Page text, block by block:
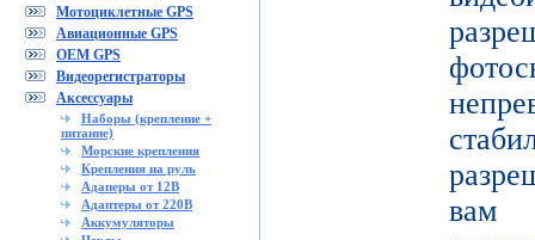
Мотоциклетные GPS
Авиационные GPS
OEM GPS
Видеорегистраторы
Аксессуары
Наборы (крепление +
питание)
Морские крепления
Крепления на руль
Адаперы от 12В
Адаптеры от 220В
Аккумуляторы
вам